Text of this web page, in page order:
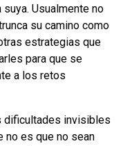
Usualmente no
su camino como
estrategias que
para que se
a los retos
dificultades invisibles
no es que no sean